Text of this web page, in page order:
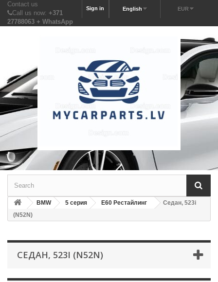
EUR
English
Sign in
Contact us
Call us now: +371
27788063 + WhatsApp
BMW 5 серия E60 Рестайлинг
Седан, 523i
(N52N)
СЕДАН, 523I (N52N)